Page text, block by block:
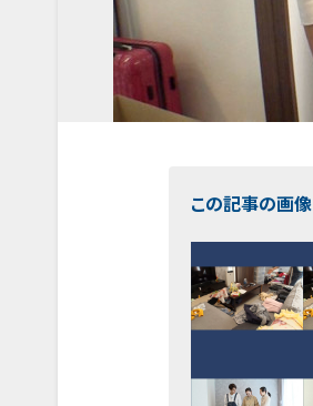
この記事の画像